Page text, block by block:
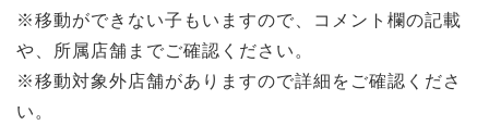
※移動ができない子もいますので、コメント欄の記載
や、所属店舗までご確認ください。
※移動対象外店舗がありますので詳細をご確認くださ
い。